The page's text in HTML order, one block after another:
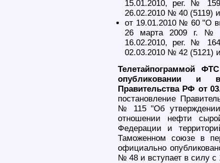
15.01.2010, рег. №
26.02.2010 № 40 (5119)
от 19.01.2010 № 60 "О
26 марта 2009 г. №
16.02.2010, рег. №
02.03.2010 № 42 (5121)
Телетайпограммой
опубликовании и
Правительства РФ от
постановление
№ 115 "Об
отношении нефти
Федерации и
Таможенном союзе в
официально
№ 48 и вступает в силу с